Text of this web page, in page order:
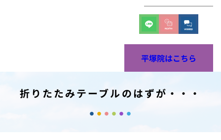
平塚院はこちら
折りたたみテーブルのはずが・・・